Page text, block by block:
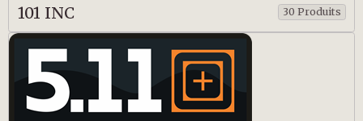
101 INC 30 Produits